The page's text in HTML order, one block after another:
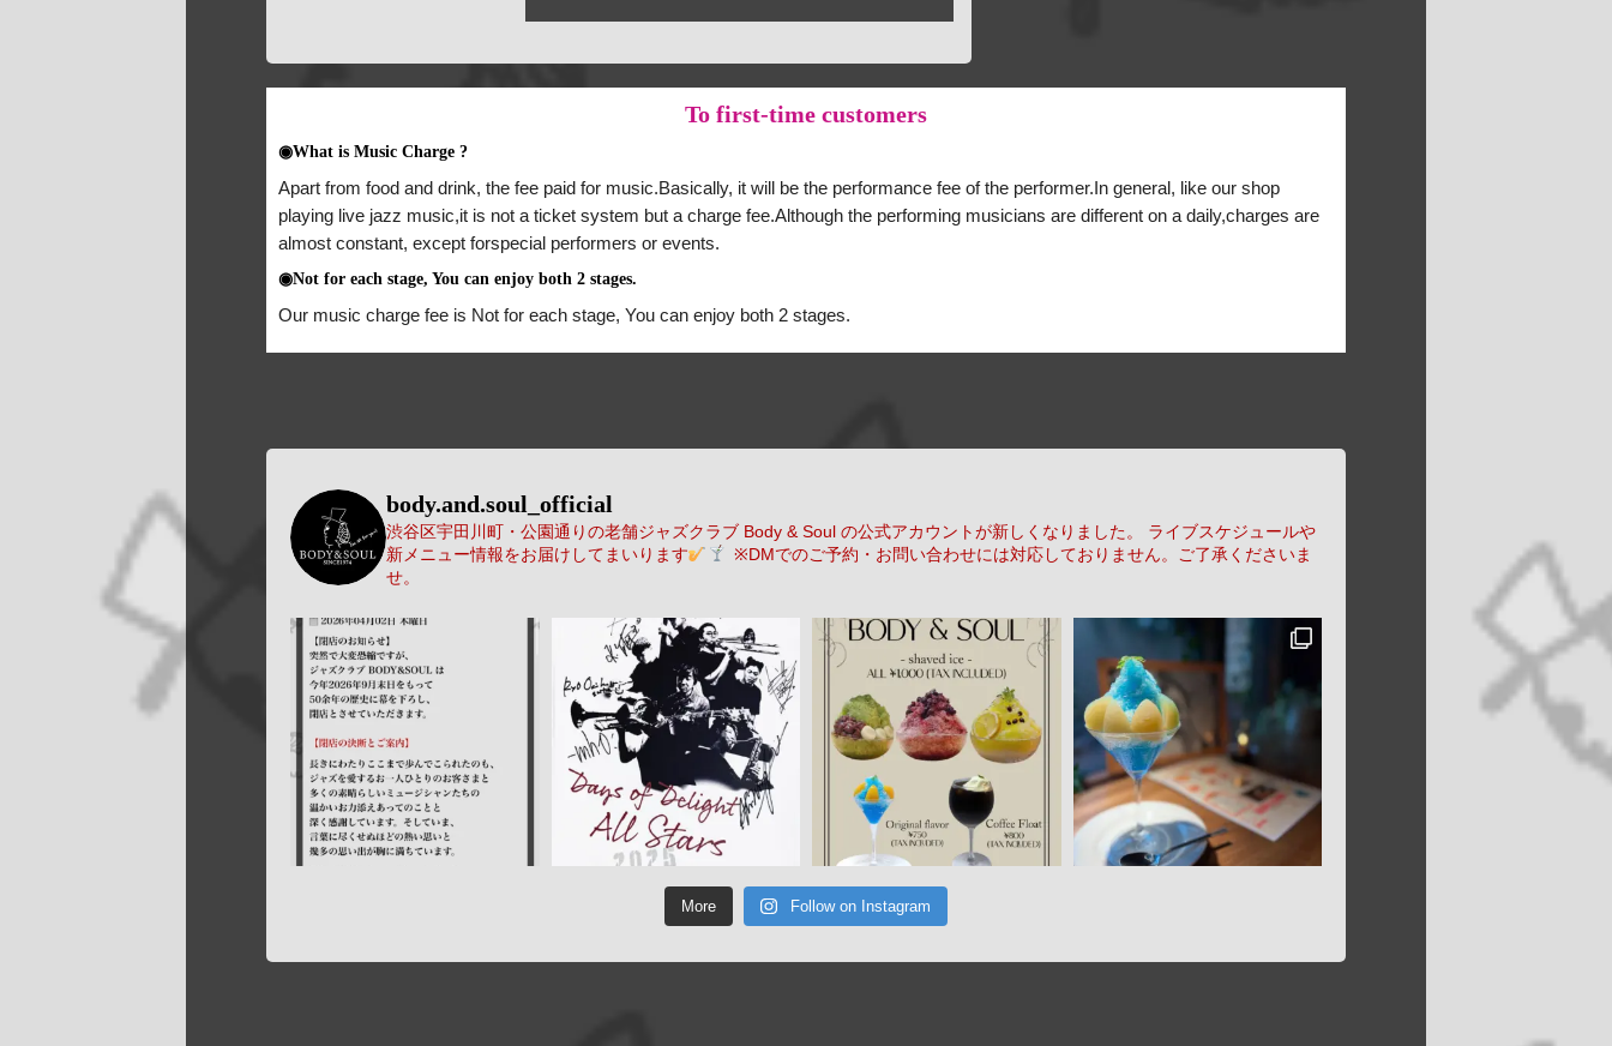
To first-time customers
◉What is Music Charge ?
Apart from food and drink, the fee paid for music.Basically, it will be the performance fee of the performer.In general, like our shop
playing live jazz music,it is not a ticket system but a charge fee.Although the performing musicians are different on a daily,charges are
almost constant, except forspecial performers or events.
◉Not for each stage, You can enjoy both 2 stages.
Our music charge fee is Not for each stage, You can enjoy both 2 stages.
body.and.soul_official
渋谷区宇田川町・公園通りの老舗ジャズクラブ Body & Soul の公式アカウントが新しくなりました。
ライブスケジュールや
新メニュー情報をお届けしてまいります
※DMでのご予約・お問い合わせには対応しておりません。ご了承くださいま
せ。
More Follow on Instagram